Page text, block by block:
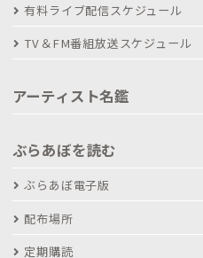
有料ライブ配信スケジュール
TV＆FM番組放送スケジュール
アーティスト名鑑
ぶらあぼを読む
ぶらあぼ電子版
配布場所
定期購読